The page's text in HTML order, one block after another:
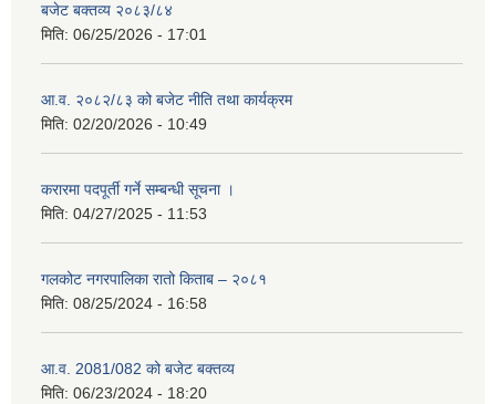
बजेट बक्तव्य २०८३/८४
मिति: 06/25/2026 - 17:01
आ.व. २०८२/८३ को बजेट नीति तथा कार्यक्रम
मिति: 02/20/2026 - 10:49
करारमा पदपूर्ती गर्ने सम्बन्धी सूचना ।
मिति: 04/27/2025 - 11:53
गलकोट नगरपालिका रातो किताब – २०८१
मिति: 08/25/2024 - 16:58
आ.व. 2081/082 को बजेट बक्तव्य
मिति: 06/23/2024 - 18:20